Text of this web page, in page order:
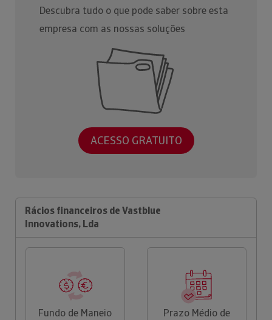
Descubra tudo o que pode saber sobre esta
empresa com as nossas soluções
ACESSO GRATUITO
Rácios financeiros de Vastblue
Innovations, Lda
Fundo de Maneio
Prazo Médio de